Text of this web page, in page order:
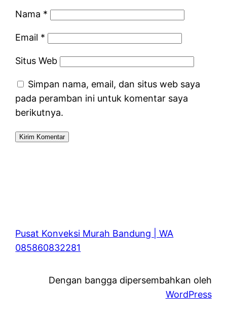
Nama *
Email *
Situs Web
Simpan nama, email, dan situs web saya
pada peramban ini untuk komentar saya
berikutnya.
Pusat Konveksi Murah Bandung | WA
085860832281
Dengan bangga dipersembahkan oleh
WordPress